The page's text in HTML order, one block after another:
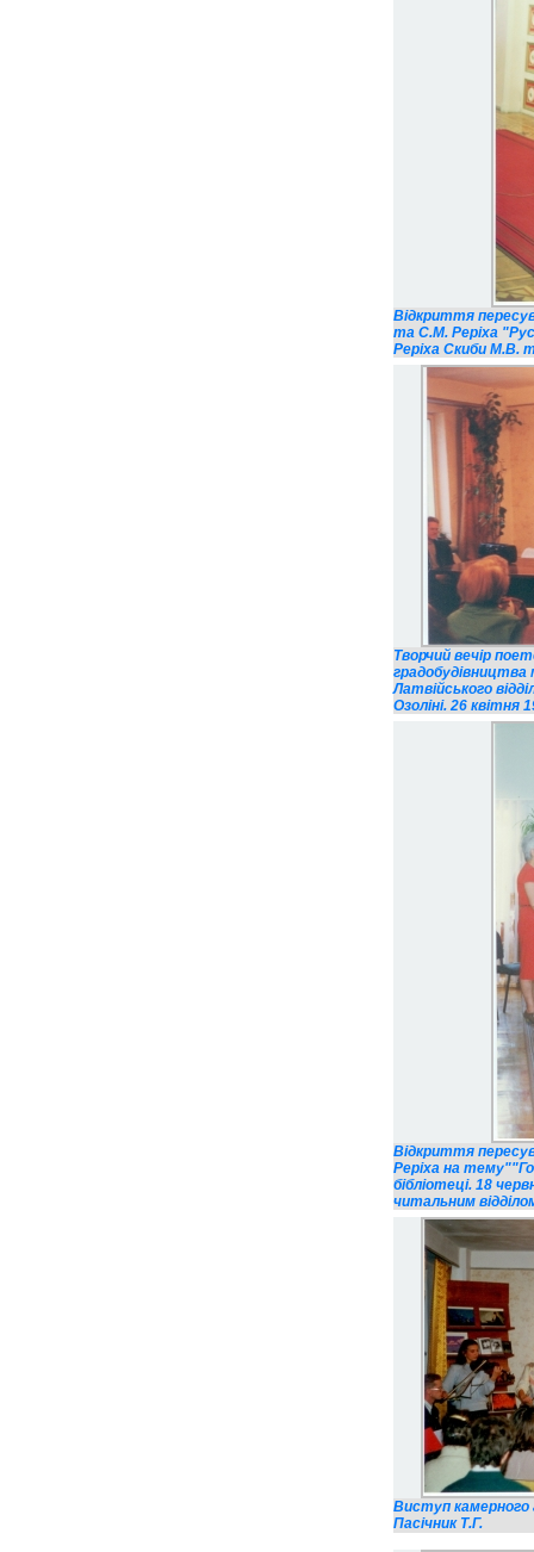
Відкриття
та С.М. Реріха
Реріха Скиби М.В.
Творчий вечір
градобудівництва
Латвійського
Озоліні. 26 квітня
Відкриття
Реріха на
бібліотеці. 18
читальним
Виступ камерного
Пасічник Т.Г.